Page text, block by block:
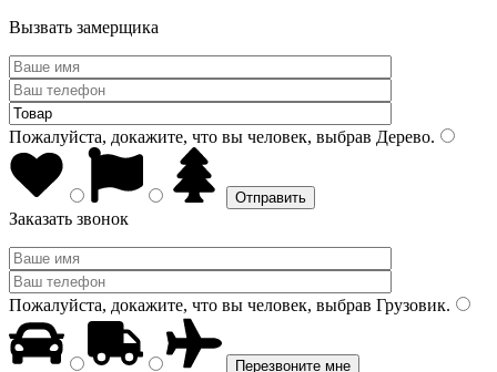
Вызвать замерщика
Пожалуйста, докажите, что вы человек, выбрав Дерево.
Заказать звонок
Пожалуйста, докажите, что вы человек, выбрав Грузовик.